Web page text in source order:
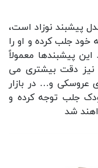
پیشبند نوزاد است،
جلب کرده و او را
پیشبندها معمولاً
نیز دقت بیشتری می‌
و… در بازار
جلب توجه کرده و
شد